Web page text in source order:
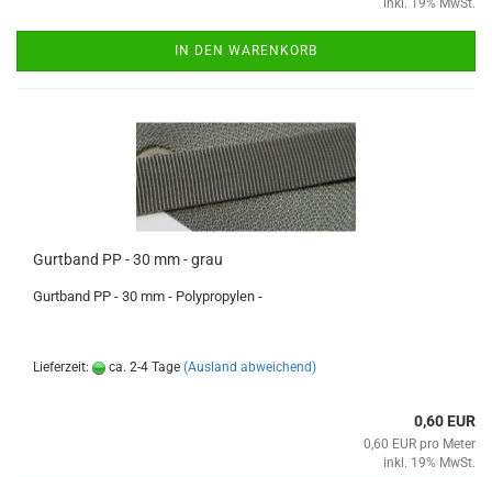
inkl. 19% MwSt.
IN DEN WARENKORB
Gurtband PP - 30 mm - grau
Gurtband PP - 30 mm - Polypropylen -
Lieferzeit: ca. 2-4 Tage (Ausland abweichend)
0,60 EUR
0,60 EUR pro Meter
inkl. 19% MwSt.